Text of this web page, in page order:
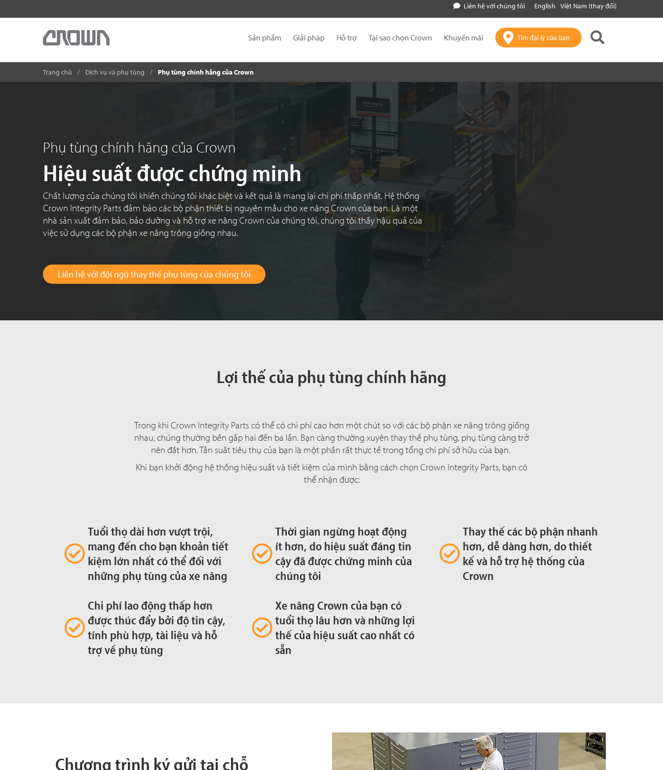
Liên hệ với chúng tôi English Việt Nam (thay đổi)
Sản phẩm Giải pháp Hỗ trợ Tại sao chọn Crown Khuyến mãi Tìm đại lý của bạn
Trang chủ Dịch vụ và phụ tùng Phụ tùng chính hãng của Crown
Phụ tùng chính hãng của Crown
Hiệu suất được chứng minh
Chất lượng của chúng tôi khiến chúng tôi khác biệt và kết quả là mang lại chi phí thấp nhất. Hệ thống
Crown Integrity Parts đảm bảo các bộ phận thiết bị nguyên mẫu cho xe nâng Crown của bạn. Là một
nhà sản xuất đảm bảo, bảo dưỡng và hỗ trợ xe nâng Crown của chúng tôi, chúng tôi thấy hậu quả của
việc sử dụng các bộ phận xe nâng trông giống nhau.
Liên hệ với đội ngũ thay thế phụ tùng của chúng tôi
Lợi thế của phụ tùng chính hãng
Trong khi Crown Integrity Parts có thể có chi phí cao hơn một chút so với các bộ phận xe nâng trông giống
nhau, chúng thường bền gấp hai đến ba lần. Bạn càng thường xuyên thay thế phụ tùng, phụ tùng càng trở
nên đắt hơn. Tần suất tiêu thụ của bạn là một phần rất thực tế trong tổng chi phí sở hữu của bạn.
Khi bạn khởi động hệ thống hiệu suất và tiết kiệm của mình bằng cách chọn Crown Integrity Parts, bạn có
thể nhận được:
Tuổi thọ dài hơn vượt trội,
mang đến cho bạn khoản tiết
kiệm lớn nhất có thể đối với
những phụ tùng của xe nâng
Thời gian ngừng hoạt động
ít hơn, do hiệu suất đáng tin
cậy đã được chứng minh của
chúng tôi
Thay thế các bộ phận nhanh
hơn, dễ dàng hơn, do thiết
kế và hỗ trợ hệ thống của
Crown
Chi phí lao động thấp hơn
được thúc đẩy bởi độ tin cậy,
tính phù hợp, tài liệu và hỗ
trợ về phụ tùng
Xe nâng Crown của bạn có
tuổi thọ lâu hơn và những lợi
thế của hiệu suất cao nhất có
sẵn
Chương trình ký gửi tại chỗ